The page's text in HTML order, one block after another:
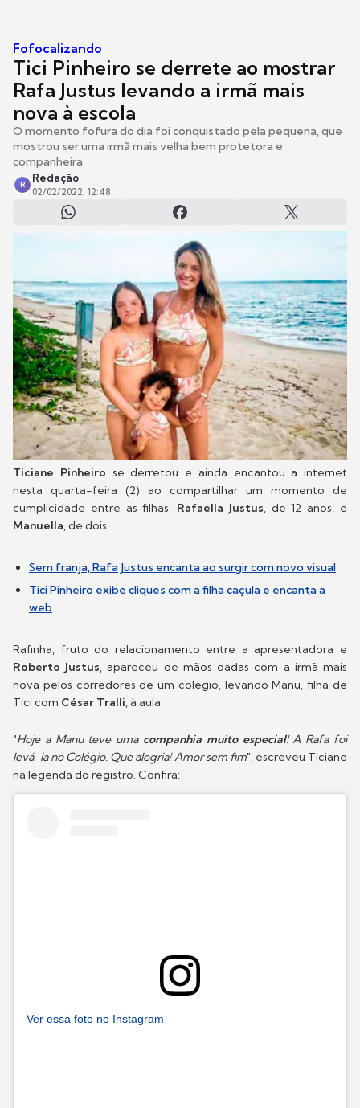
Fofocalizando
Tici Pinheiro se derrete ao mostrar
Rafa Justus levando a irmã mais
nova à escola
O momento fofura do dia foi conquistado pela pequena, que
mostrou ser uma irmã mais velha bem protetora e
companheira
R
Redação
02/02/2022, 12:48
Ticiane Pinheiro se derretou e ainda encantou a internet
nesta quarta-feira (2) ao compartilhar um momento de
cumplicidade entre as filhas, Rafaella Justus, de 12 anos, e
Manuella, de dois.
Sem franja, Rafa Justus encanta ao surgir com novo visual
Tici Pinheiro exibe cliques com a filha caçula e encanta a
web
Rafinha, fruto do relacionamento entre a apresentadora e
Roberto Justus, apareceu de mãos dadas com a irmã mais
nova pelos corredores de um colégio, levando Manu, filha de
Tici com César Tralli, à aula.
"Hoje a Manu teve umacompanhia muito especial! A Rafa foi
levá-la no Colégio. Que alegria! Amor sem fim", escreveu Ticiane
na legenda do registro. Confira:
Ver essa foto no Instagram